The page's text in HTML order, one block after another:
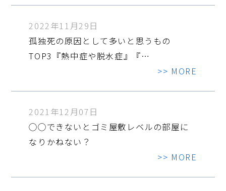
2022年11月29日
孤独死の原因として多いと思うもの
TOP3『熱中症や脱水症』『…
>> MORE
2021年12月07日
◯◯できないとゴミ屋敷レベルの部屋に
なりかねない？
>> MORE